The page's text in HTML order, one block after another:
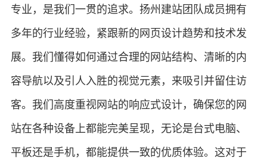
专业，是我们一贯的追求。扬州建站团队成员拥有
多年的行业经验，紧跟新的网页设计趋势和技术发
展。我们懂得如何通过合理的网站结构、清晰的内
容导航以及引人入胜的视觉元素，来吸引并留住访
客。我们高度重视网站的响应式设计，确保您的网
站在各种设备上都能完美呈现，无论是台式电脑、
平板还是手机，都能提供一致的优质体验。这对于